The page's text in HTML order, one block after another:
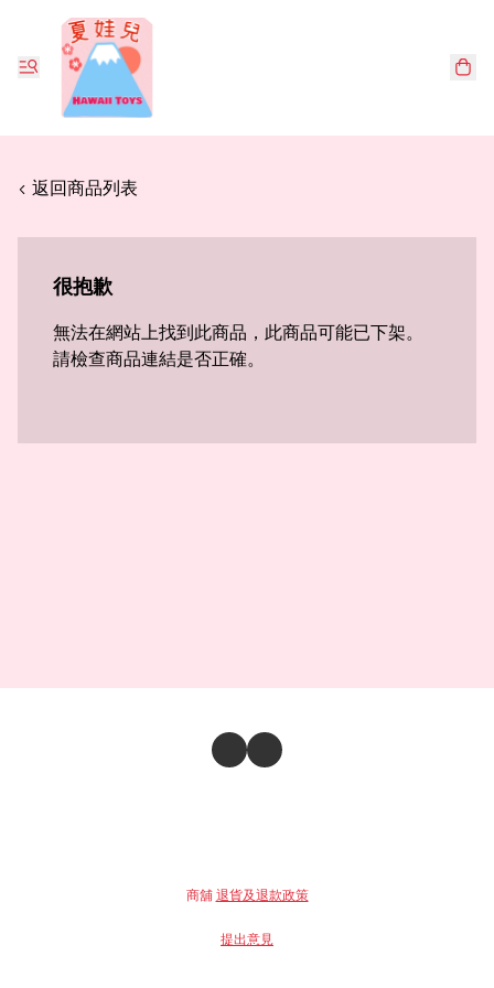
< 返回商品列表
很抱歉
無法在網站上找到此商品，此商品可能已下架。
請檢查商品連結是否正確。
商舖 退貨及退款政策
提出意見